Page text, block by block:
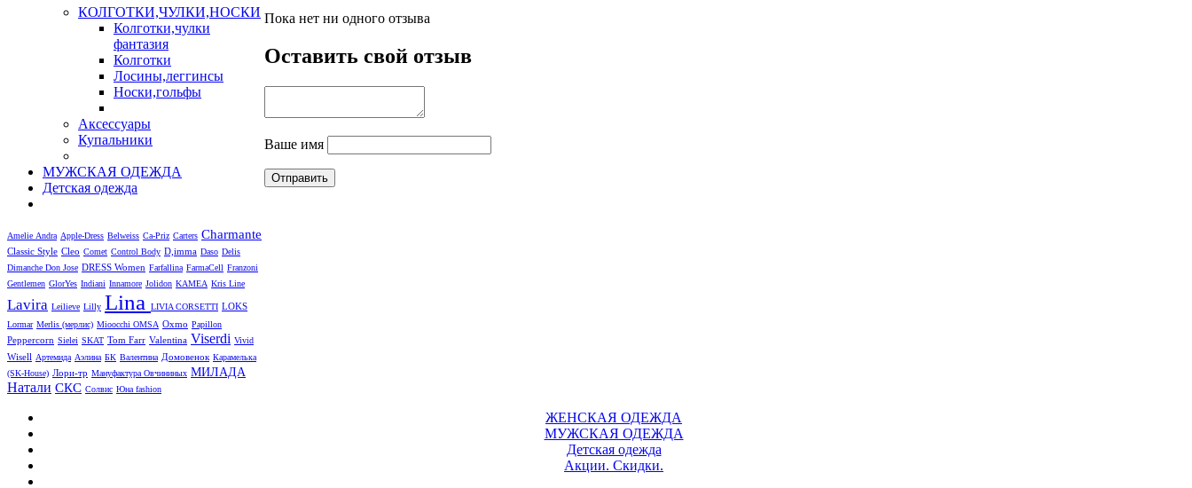
КОЛГОТКИ,ЧУЛКИ,НОСКИ
Колготки,чулки
фантазия
Колготки
Лосины,леггинсы
Носки,гольфы
Аксессуары
Купальники
МУЖСКАЯ ОДЕЖДА
Детская одежда
Amelie Andra Apple-Dress Belweiss Ca-Priz Carters Charmante
Classic Style Cleo Comet Control Body D,imma Daso Delis
Dimanche Don Jose DRESS Women Farfallina FarmaCell Franzoni
Gentlemen GlorYes Indiani Innamore Jolidon KAMEA Kris Line
Lavira Leilieve Lilly Lina LIVIA CORSETTI LOKS
Lormar Merlis (мерлис) Mioocchi OMSA Oxmo Papillon
Peppercorn Sielei SKAT Tom Farr Valentina Viserdi Vivid
Wisell Артемида Аэлина БК Валентина Домовенок Карамелька
(SK-House) Лори-тр Мануфактура Овчининых МИЛАДА
Натали СКС Солвис Юна fashion
Пока нет ни одного отзыва
Оставить свой отзыв
Ваше имя
ЖЕНСКАЯ ОДЕЖДА
МУЖСКАЯ ОДЕЖДА
Детская одежда
Акции. Скидки.